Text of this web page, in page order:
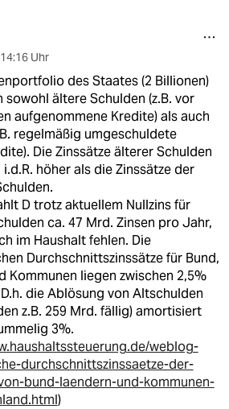
14:16 Uhr
des Staates (2 Billionen)
sowohl ältere Schulden (z.B. vor
aufgenommene Kredite) als auch
regelmäßig umgeschuldete
Die Zinssätze älterer Schulden
höher als die Zinssätze der
D trotz aktuellem Nullzins für
ca. 47 Mrd. Zinsen pro Jahr,
im Haushalt fehlen. Die
Durchschnittszinssätze für Bund,
Kommunen liegen zwischen 2,5%
die Ablösung von Altschulden
z.B. 259 Mrd. fällig) amortisiert
3%.
weblog-
durchschnittszinssaetze-der-
bund-laendern-und-kommunen-
)